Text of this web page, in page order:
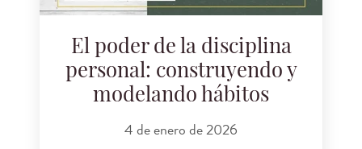
El poder de la disciplina
personal: construyendo y
modelando hábitos
4 de enero de 2026